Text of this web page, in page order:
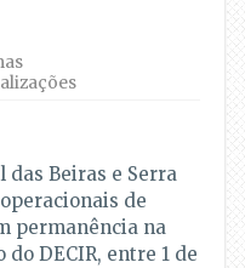
Beiras e Serra
de
permanência na
DECIR, entre 1 de